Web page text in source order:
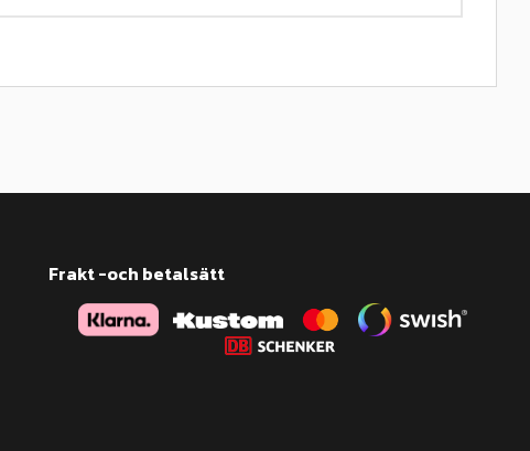
Frakt -och betalsätt